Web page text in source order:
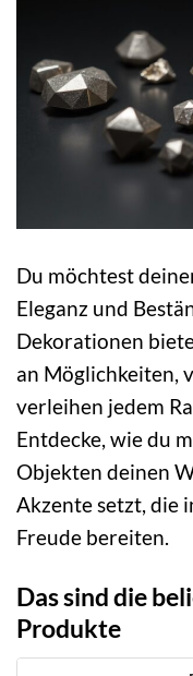
Du möchtest
Eleganz und
Dekorationen
an Möglichkeiten,
verleihen jedem
Entdecke, wie du
Objekten deinen
Akzente setzt, die
Freude bereiten.
Das sind die
Produkte